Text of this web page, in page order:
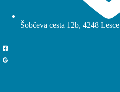
Šobčeva cesta 12b, 4248 Lesce